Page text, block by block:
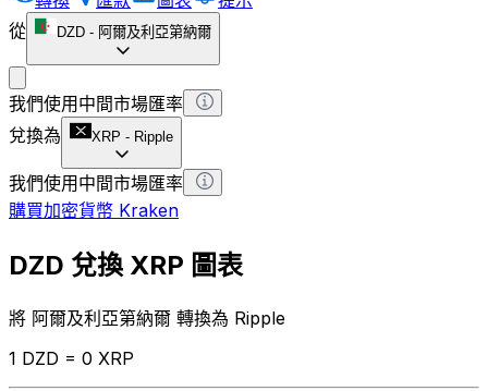
從
DZD - 阿爾及利亞第納爾
我們使用中間市場匯率
兌換為
XRP - Ripple
我們使用中間市場匯率
購買加密貨幣 Kraken
DZD 兌換 XRP 圖表
將 阿爾及利亞第納爾 轉換為 Ripple
1 DZD = 0 XRP